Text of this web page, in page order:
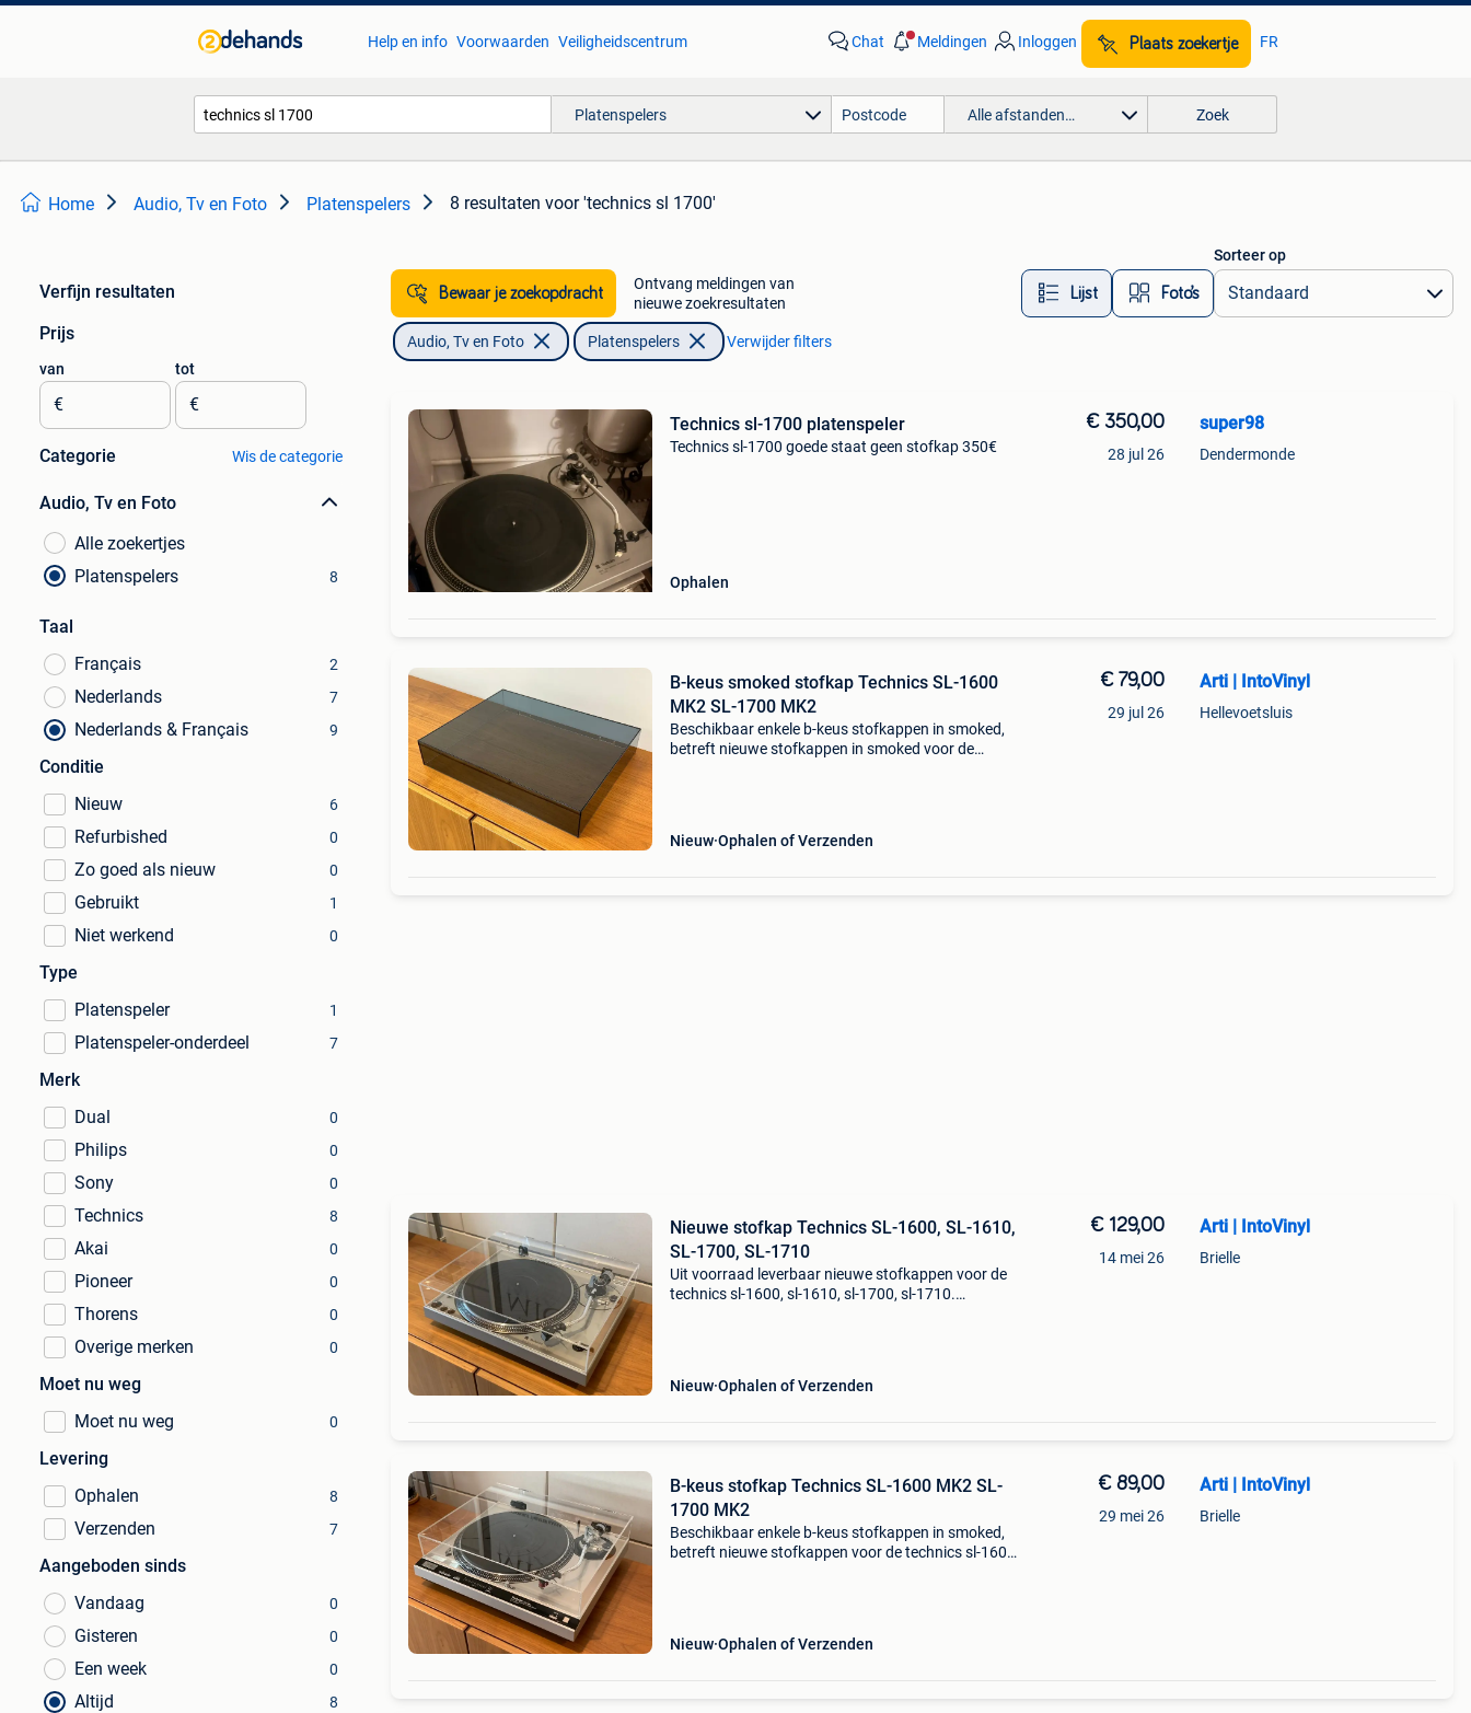
Help en info Voorwaarden Veiligheidscentrum Chat Meldingen Inloggen Plaats zoekertje FR
Platenspelers Alle afstanden… Zoek
Home Audio, Tv en Foto Platenspelers 8 resultaten voor 'technics sl 1700'
Verfijn resultaten
Prijs
van
€
tot
€
Categorie Wis de categorie
Audio, Tv en Foto
Alle zoekertjes
Platenspelers
8
Taal
Français
2
Nederlands 7
Nederlands & Français 9
Conditie
Nieuw
6
Refurbished 0
Zo goed als nieuw 0
Gebruikt 1
Niet werkend 0
Type
Platenspeler
1
Platenspeler-onderdeel 7
Merk
Dual
0
Philips 0
Sony 0
Technics 8
Akai 0
Pioneer 0
Thorens 0
Overige merken 0
Moet nu weg
Moet nu weg
0
Levering
Ophalen
8
Verzenden 7
Aangeboden sinds
Vandaag
0
Gisteren 0
Een week 0
Altijd 8
Bewaar je zoekopdracht
Ontvang meldingen van
nieuwe zoekresultaten
Lijst Foto’s
Sorteer op
Audio, Tv en Foto Platenspelers Verwijder filters
Technics sl-1700 platenspeler
Technics sl-1700 goede staat geen stofkap 350€
Ophalen
€ 350,00
28 jul 26
super98
Dendermonde
B-keus smoked stofkap Technics SL-1600
MK2 SL-1700 MK2
Beschikbaar enkele b-keus stofkappen in smoked,
betreft nieuwe stofkappen in smoked voor de
Nieuw Ophalen of Verzenden
€ 79,00
29 jul 26
Arti | IntoVinyl
Hellevoetsluis
Nieuwe stofkap Technics SL-1600, SL-1610,
SL-1700, SL-1710
Uit voorraad leverbaar nieuwe stofkappen voor de
technics sl-1600, sl-1610, sl-1700, sl-1710.
Nieuw Ophalen of Verzenden
€ 129,00
14 mei 26
Arti | IntoVinyl
Brielle
B-keus stofkap Technics SL-1600 MK2 SL-
1700 MK2
Beschikbaar enkele b-keus stofkappen in smoked,
betreft nieuwe stofkappen voor de technics sl-1600
Nieuw Ophalen of Verzenden
€ 89,00
29 mei 26
Arti | IntoVinyl
Brielle